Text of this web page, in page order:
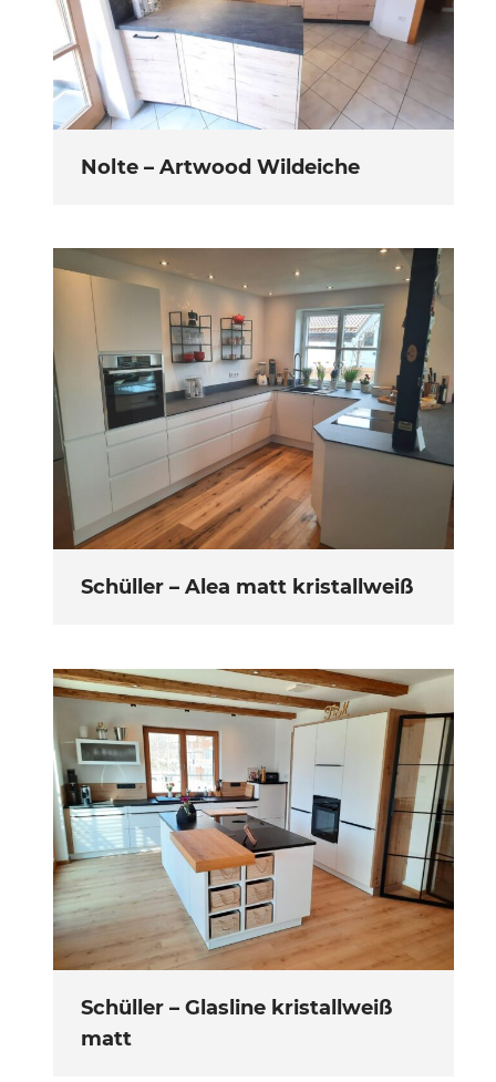
Nolte – Artwood Wildeiche
Schüller – Alea matt kristallweiß
Schüller – Glasline kristallweiß
matt